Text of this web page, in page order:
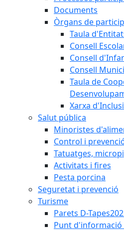
Documents
Òrgans de
Taula
Consell
Consell
Consell
Taula de
Xarxa
Salut pública
Minoristes
Control i
Tatuatges,
Activitats i fires
Pesta porcina
Seguretat i prevenció
Turisme
Parets D-
Punt